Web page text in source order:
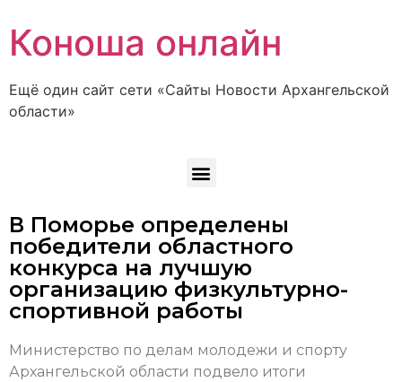
Коноша онлайн
Ещё один сайт сети «Сайты Новости Архангельской
области»
В Поморье определены
победители областного
конкурса на лучшую
организацию физкультурно-
спортивной работы
Министерство по делам молодежи и спорту
Архангельской области подвело итоги